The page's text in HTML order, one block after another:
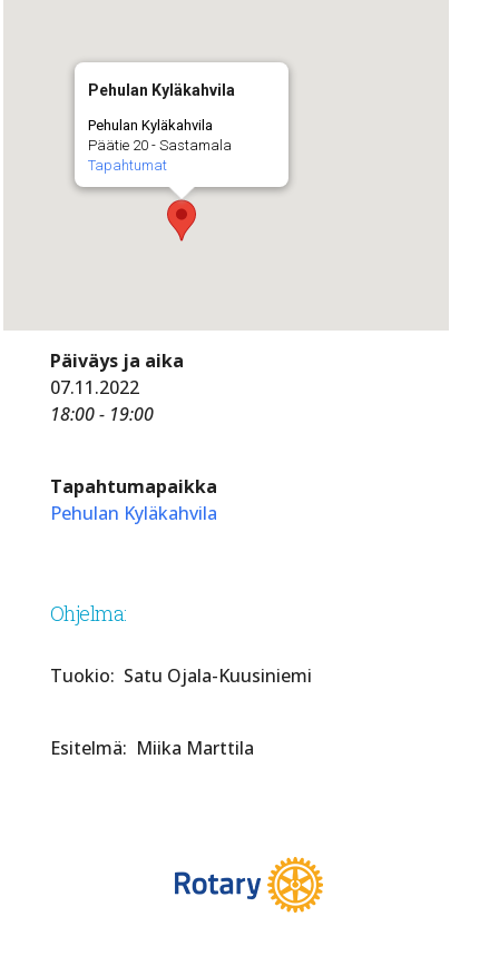
Pehulan Kyläkahvila
Pehulan Kyläkahvila
Päätie 20 - Sastamala
Tapahtumat
Päiväys ja aika
07.11.2022
18:00 - 19:00
Tapahtumapaikka
Pehulan Kyläkahvila
Ohjelma:
Tuokio: Satu Ojala-Kuusiniemi
Esitelmä: Miika Marttila